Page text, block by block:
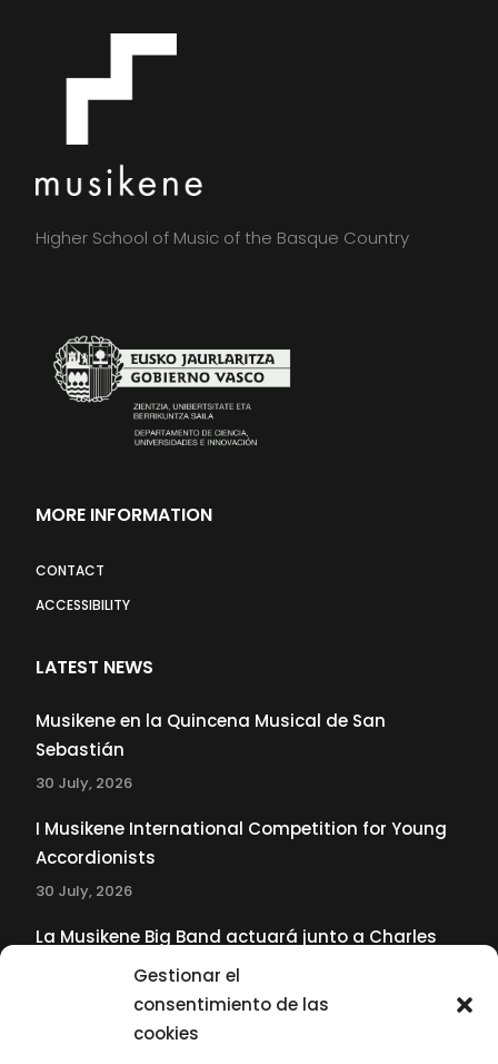
Gestionar el
consentimiento de las
cookies
Higher School of Music of the Basque Country
MORE INFORMATION
CONTACT
ACCESSIBILITY
LATEST NEWS
Musikene en la Quincena Musical de San
Sebastián
30 July, 2026
I Musikene International Competition for Young
Accordionists
30 July, 2026
La Musikene Big Band actuará junto a Charles
Tolliver en el 61 Jazzaldia